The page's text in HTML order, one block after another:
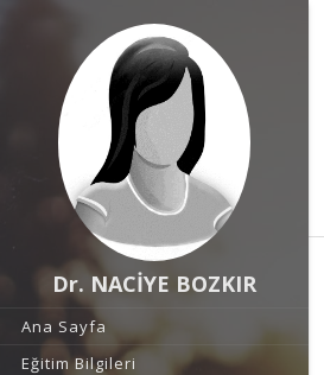
Dr. NACİYE BOZKIR
Ana Sayfa
Eğitim Bilgileri